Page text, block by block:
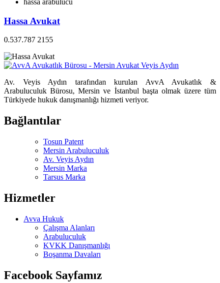
hassa arabulucu
Hassa Avukat
0.537.787 2155
Av. Veyis Aydın tarafından kurulan AvvA Avukatlık &
Arabuluculuk Bürosu, Mersin ve İstanbul başta olmak üzere tüm
Türkiyede hukuk danışmanlığı hizmeti veriyor.
Bağlantılar
Tosun Patent
Mersin Arabuluculuk
Av. Veyis Aydın
Mersin Marka
Tarsus Marka
Hizmetler
Avva Hukuk
Çalışma Alanları
Arabuluculuk
KVKK Danışmanlığı
Boşanma Davaları
Facebook Sayfamız